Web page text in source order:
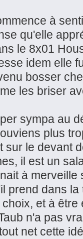
à
qu'elle
le 8x01
idem elle
bosser
les briser
sympa au
plus
sur le devant
il est un
à
prend dans
et à
n'a pas
net cette